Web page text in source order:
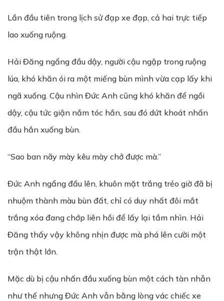
Lần đầu tiên trong lịch sử đạp xe đạp, cả hai trực tiếp
lao xuống ruộng.
Hải Đăng ngẩng đầu dậy, người cậu ngập trong ruộng
lúa, khó khăn ói ra một miếng bùn mình vừa cạp lấy khi
ngã xuống. Cậu nhìn Đức Anh cũng khó khăn để ngồi
dậy, cậu tức giận nắm tóc hắn, sau đó dứt khoát nhấn
đầu hắn xuống bùn.
“Sao ban nãy mày kêu mày chở được mà.”
Đức Anh ngẩng đầu lên, khuôn mặt trắng trẻo giờ đã bị
nhuộm thành màu bùn đất, chỉ có duy nhất đôi mắt
trắng xóa đang chớp liên hồi để lấy lại tầm nhìn. Hải
Đăng thấy vậy không nhịn được mà phá lên cười một
trận thật lớn.
Mặc dù bị cậu nhấn đầu xuống bùn một cách tàn nhẫn
như thế nhưng Đức Anh vẫn bằng lòng vác chiếc xe